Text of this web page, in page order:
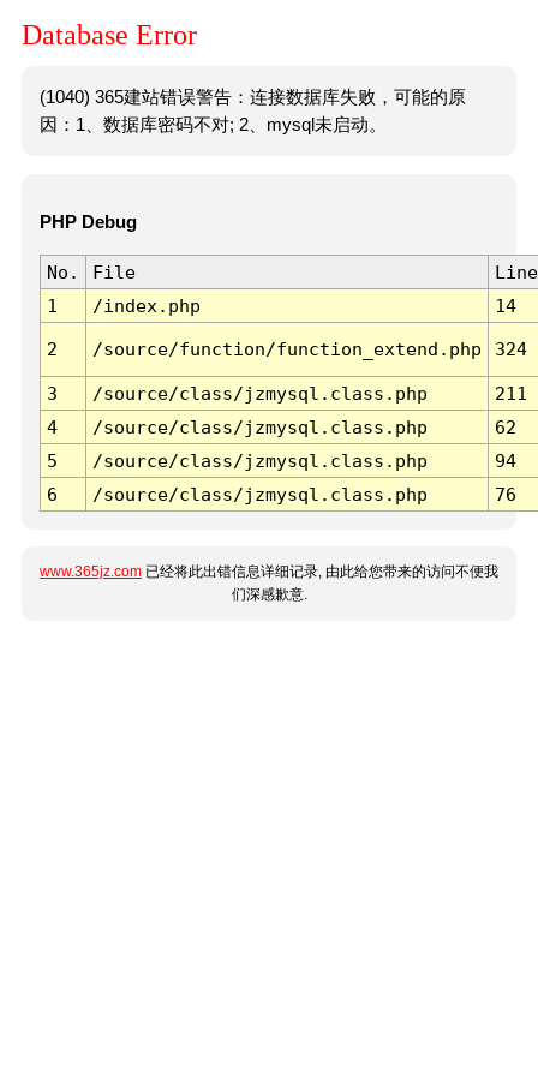
Database Error
(1040) 365建站错误警告：连接数据库失败，可能的原
因：1、数据库密码不对; 2、mysql未启动。
PHP Debug
No. File
Line
1
/index.php 14
2 /source/function/function_extend.php 324
3 /source/class/jzmysql.class.php
211
4
/source/class/jzmysql.class.php
62
5
/source/class/jzmysql.class.php
94
6
/source/class/jzmysql.class.php 76
www.365jz.com 已经将此出错信息详细记录, 由此给您带来的访问不便我
们深感歉意.